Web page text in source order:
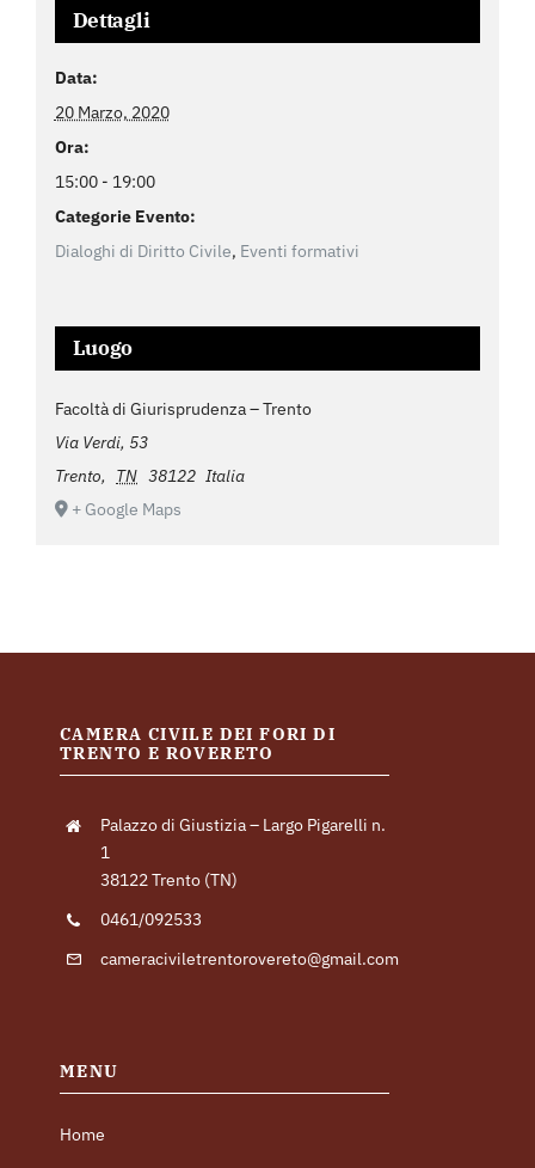
Dettagli
Data:
20 Marzo, 2020
Ora:
15:00 - 19:00
Categorie Evento:
Dialoghi di Diritto Civile, Eventi formativi
Luogo
Facoltà di Giurisprudenza – Trento
Via Verdi, 53
Trento, TN 38122 Italia
+ Google Maps
CAMERA CIVILE DEI FORI DI
TRENTO E ROVERETO
Palazzo di Giustizia – Largo Pigarelli n.
1
38122 Trento (TN)
0461/092533
cameraciviletrentorovereto@gmail.com
MENU
Home